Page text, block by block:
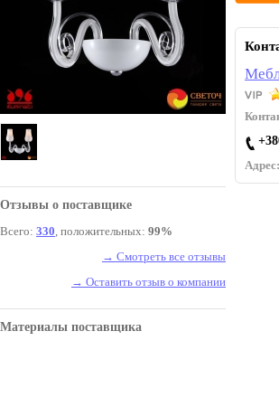
Отзывы о поставщике
Всего: 330, положительных: 99%
→ Смотреть все отзывы
→ Оставить отзыв о компании
Материалы поставщика
Адрес: